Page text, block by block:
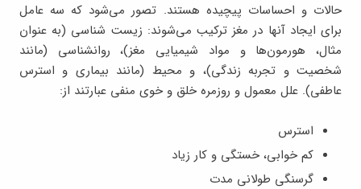
حالات و احساسات پیچیده هستند. تصور می‌شود که سه عامل
برای ایجاد آنها در مغز ترکیب می‌شوند: زیست شناسی (به عنوان
مثال، هورمون‌ها و مواد شیمیایی مغز)، روانشناسی (مانند
شخصیت و تجربه زندگی)، و محیط (مانند بیماری و استرس
عاطفی). علل معمول و روزمره خلق و خوی منفی عبارتند از:
استرس
کم خوابی، خستگی و کار زیاد
گرسنگی طولانی مدت